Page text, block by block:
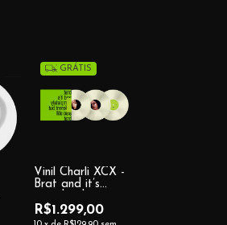
GRÁTIS
Vinil Charli XCX -
Brat and it’s
different but also
still brat (3 LPs)
R$1.299,00